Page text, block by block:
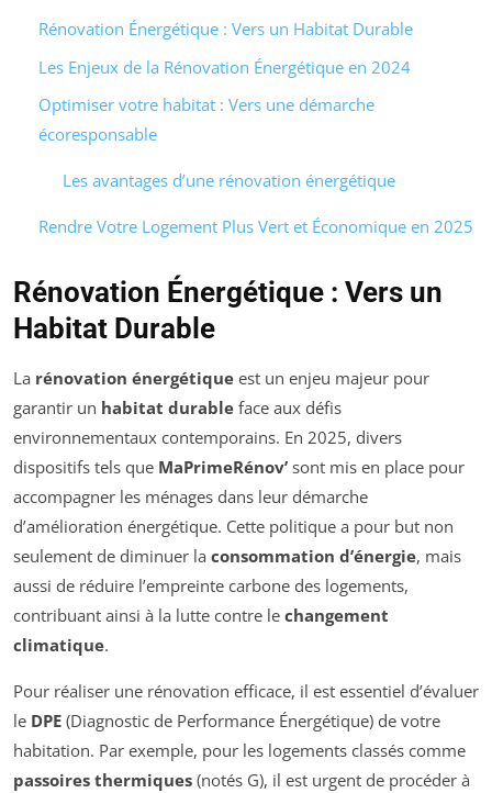
Rénovation Énergétique : Vers un Habitat Durable
Les Enjeux de la Rénovation Énergétique en 2024
Optimiser votre habitat : Vers une démarche
écoresponsable
Les avantages d’une rénovation énergétique
Rendre Votre Logement Plus Vert et Économique en 2025
Rénovation Énergétique : Vers un
Habitat Durable
La rénovation énergétique est un enjeu majeur pour
garantir un habitat durable face aux défis
environnementaux contemporains. En 2025, divers
dispositifs tels que MaPrimeRénov’ sont mis en place pour
accompagner les ménages dans leur démarche
d’amélioration énergétique. Cette politique a pour but non
seulement de diminuer la consommation d’énergie, mais
aussi de réduire l’empreinte carbone des logements,
contribuant ainsi à la lutte contre le changement
climatique.
Pour réaliser une rénovation efficace, il est essentiel d’évaluer
le DPE (Diagnostic de Performance Énergétique) de votre
habitation. Par exemple, pour les logements classés comme
passoires thermiques (notés G), il est urgent de procéder à